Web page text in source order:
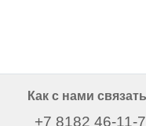
Как с нами
+7 8182 46-11-